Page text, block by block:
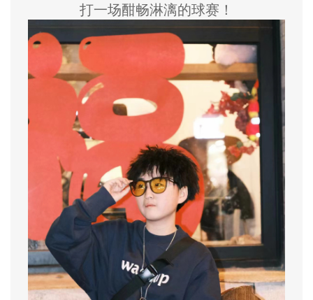
打一场酣畅淋漓的球赛！